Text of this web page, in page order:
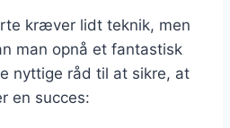
kræver lidt teknik, men
man opnå et fantastisk
nyttige råd til at sikre, at
en succes: